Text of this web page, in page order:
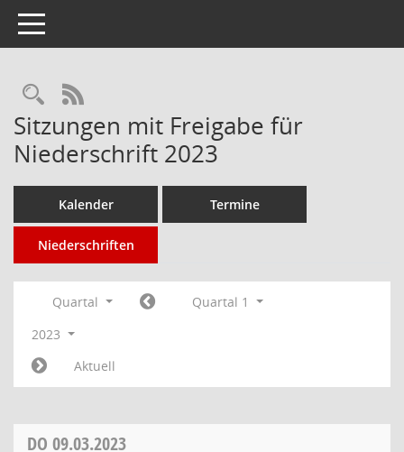
Toggle navigation
Rechercheauswahl
RSS-Feed
Sitzungen mit Freigabe für
Niederschrift 2023
Kalender Termine
Niederschriften
Quartal
Quartal 1
2023
Aktuell
DO 09.03.2023